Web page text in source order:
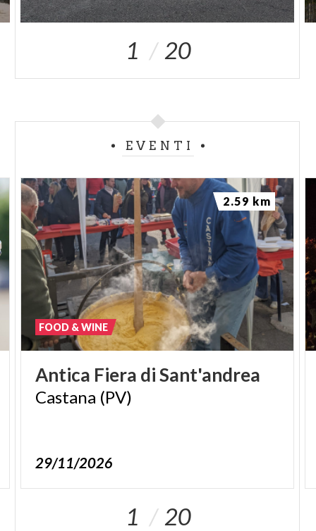
1 20
EVENTI
Antica Fiera diSant'andrea
Castana (PV)
29/11/2026
FOOD & WINE
2.59 km
1 20